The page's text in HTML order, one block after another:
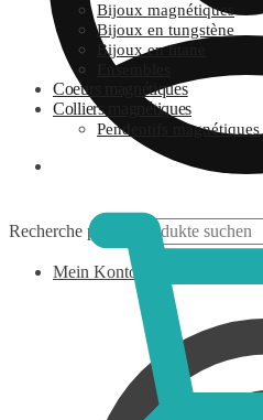
Recherche pour :
Mein Konto
Bijoux magnétiques
Bijoux en tungstène
Bijoux en titane
Ensembles
Coeurs magnétiques
Colliers magnétiques
Pendentifs magnétiques